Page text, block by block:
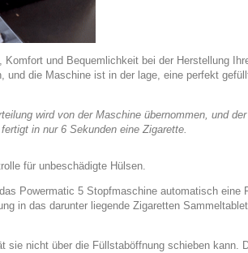
und Bequemlichkeit bei der Herstellung
die Maschine ist in der lage, eine perfekt
wird von der Maschine übernommen, und
in nur 6 Sekunden eine Zigarette.
für unbeschädigte Hülsen.
Powermatic 5 Stopfmaschine automatisch eine
in das darunter liegende Zigaretten
nicht über die Füllstaböffnung schieben kann.